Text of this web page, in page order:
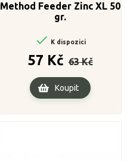
Method Feeder Zinc XL 50
gr.
 K dispozici
57 Kč cena
63 Kč
Cena
Koupit